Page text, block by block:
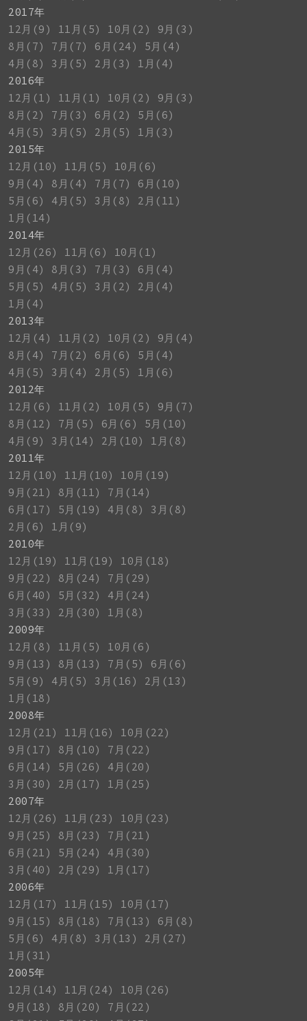
2017年
12月(9)
11月(5) 10月(2)
9月(3)
8月(7)
7月(7) 6月(24)
5月(4)
4月(8)
3月(5) 2月(3)
1月(4)
2016年
12月(1)
11月(1) 10月(2)
9月(3)
8月(2)
7月(3) 6月(2)
5月(6)
4月(5)
3月(5) 2月(5)
1月(3)
2015年
12月(10)
11月(5)
10月(6)
9月(4)
8月(4) 7月(7)
6月(10)
5月(6)
4月(5) 3月(8)
2月(11)
1月(14)
2014年
12月(26)
11月(6)
10月(1)
9月(4)
8月(3) 7月(3)
6月(4)
5月(5)
4月(5) 3月(2)
2月(4)
1月(4)
2013年
12月(4)
11月(2) 10月(2)
9月(4)
8月(4)
7月(2) 6月(6)
5月(4)
4月(5)
3月(4) 2月(5)
1月(6)
2012年
12月(6)
11月(2) 10月(5)
9月(7)
8月(12)
7月(5) 6月(6)
5月(10)
4月(9)
3月(14) 2月(10)
1月(8)
2011年
12月(10)
11月(10)
10月(19)
9月(21)
8月(11)
7月(14)
6月(17)
5月(19) 4月(8)
3月(8)
2月(6)
1月(9)
2010年
12月(19)
11月(19)
10月(18)
9月(22)
8月(24)
7月(29)
6月(40)
5月(32)
4月(24)
3月(33)
2月(30)
1月(8)
2009年
12月(8)
11月(5)
10月(6)
9月(13)
8月(13) 7月(5)
6月(6)
5月(9)
4月(5) 3月(16)
2月(13)
1月(18)
2008年
12月(21)
11月(16)
10月(22)
9月(17)
8月(10)
7月(22)
6月(14)
5月(26)
4月(20)
3月(30)
2月(17)
1月(25)
2007年
12月(26)
11月(23)
10月(23)
9月(25)
8月(23)
7月(21)
6月(21)
5月(24)
4月(30)
3月(40)
2月(29)
1月(17)
2006年
12月(17)
11月(15)
10月(17)
9月(15)
8月(18) 7月(13)
6月(8)
5月(6)
4月(8) 3月(13)
2月(27)
1月(31)
2005年
12月(14)
11月(24)
10月(26)
9月(18)
8月(20)
7月(22)